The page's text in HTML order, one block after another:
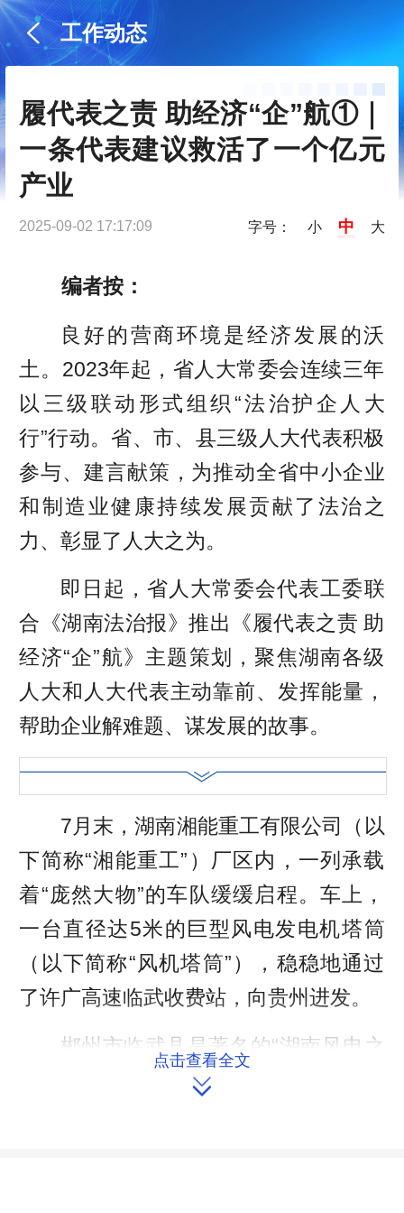
工作动态
履代表之责 助经济“企”航①｜
一条代表建议救活了一个亿元
产业
2025-09-02 17:17:09 字号： 小 中 大
编者按：
良好的营商环境是经济发展的沃
土。2023年起，省人大常委会连续三年
以三级联动形式组织“法治护企人大
行”行动。省、市、县三级人大代表积极
参与、建言献策，为推动全省中小企业
和制造业健康持续发展贡献了法治之
力、彰显了人大之为。
即日起，省人大常委会代表工委联
合《湖南法治报》推出《履代表之责 助
经济“企”航》主题策划，聚焦湖南各级
人大和人大代表主动靠前、发挥能量，
帮助企业解难题、谋发展的故事。
7月末，湖南湘能重工有限公司（以
下简称“湘能重工”）厂区内，一列承载
着“庞然大物”的车队缓缓启程。车上，
一台直径达5米的巨型风电发电机塔筒
（以下简称“风机塔筒”），稳稳地通过
了许广高速临武收费站，向贵州进发。
郴州市临武县是著名的“湖南风电之
乡”。然而，作为当地风电产业“领头
点击查看全文
